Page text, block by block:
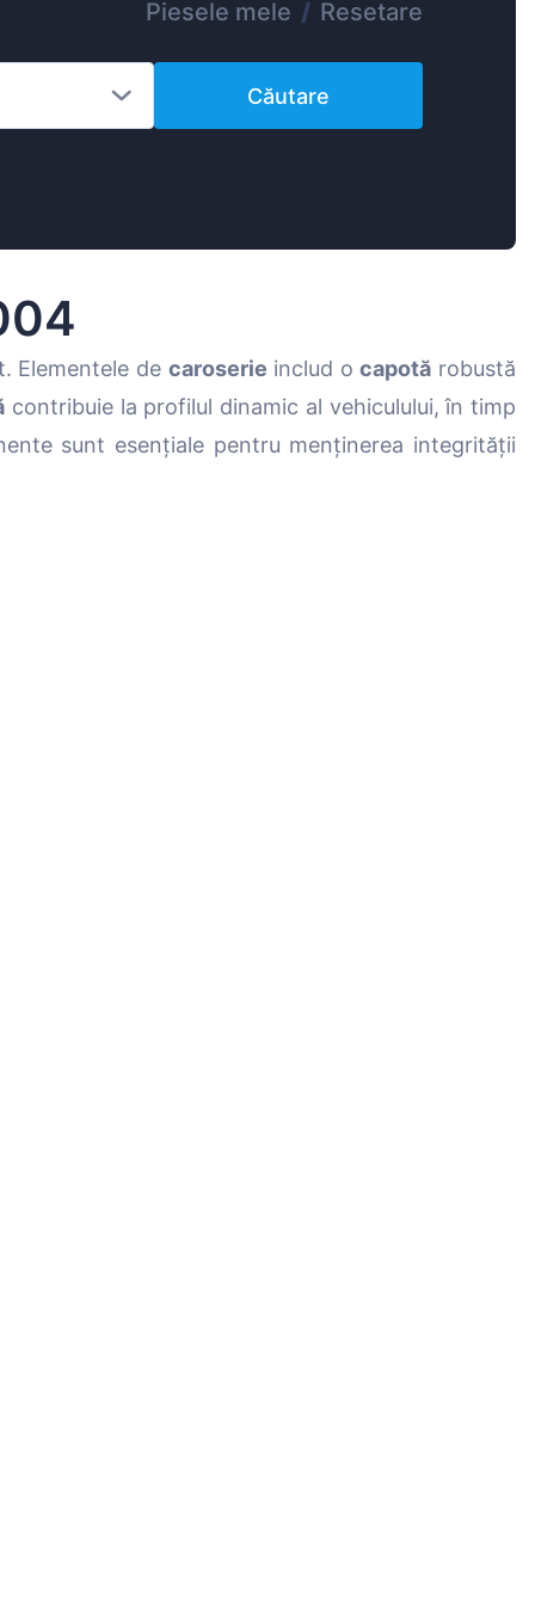
Magyar
Lietuvių
Hrvatski
Piesele mele / Resetare
Căutare
Elementele de caroserie includ ocapotă robustă
contribuie la profilul dinamic al vehiculului, în timp
sunt esențiale pentru menținerea integrității